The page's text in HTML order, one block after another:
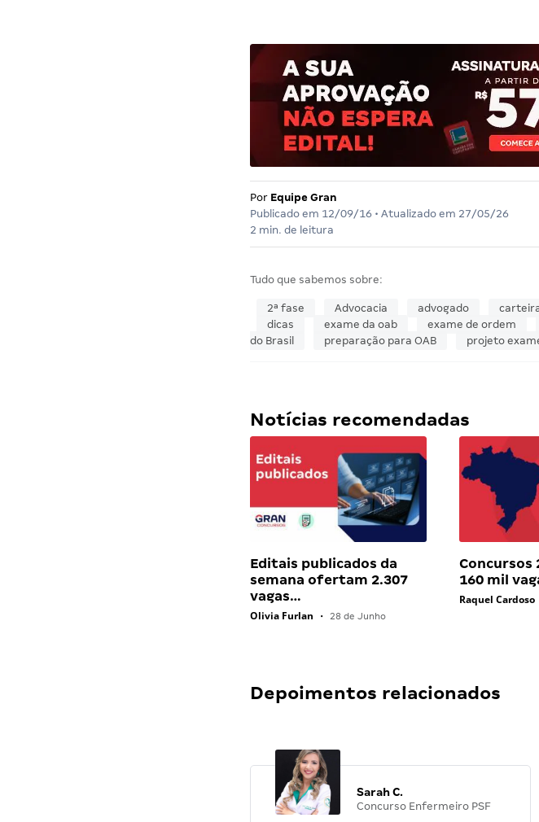
Por Equipe Gran
Publicado em 12/09/16 • Atualizado em 27/05/26
2 min. de leitura
Tudo que sabemos sobre:
2ª fase Advocacia advogado
dicas
exame da oab exame de ordem
do Brasil
preparação para OAB projeto
Notícias recomendadas
Editais publicados da
semana ofertam 2.307
vagas…
Olivia Furlan • 28 de Junho
Concursos
160 mil
Raquel Cardoso
Depoimentos relacionados
Sarah C.
Concurso Enfermeiro PSF